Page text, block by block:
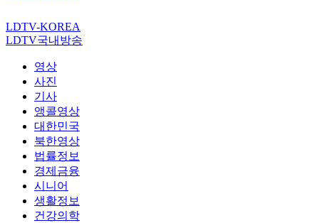
LDTV-KOREA
LDTV국내방송
영상
사진
기사
앵콜영상
대한민국
북한영상
법률정보
경제금융
시니어
생활정보
건강의학